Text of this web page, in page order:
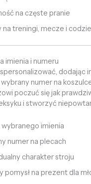
na częste pranie
na treningi, mecze i
imienia i numeru
dodając
numer na
poczuć się jak
i stworzyć
wybranego imienia
numer na plecach
charakter stroju
pomysł na prezent dla